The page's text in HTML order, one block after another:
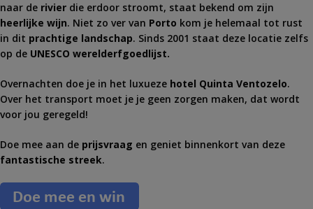
naar de rivier die erdoor stroomt, staat bekend om zijn
heerlijke wijn. Niet zo ver van Porto kom je helemaal tot rust
in dit prachtige landschap. Sinds 2001 staat deze locatie zelfs
op de UNESCO werelderfgoedlijst.
Overnachten doe je in het luxueze hotel Quinta Ventozelo.
Over het transport moet je je geen zorgen maken, dat wordt
voor jou geregeld!
Doe mee aan de prijsvraag en geniet binnenkort van deze
fantastische streek.